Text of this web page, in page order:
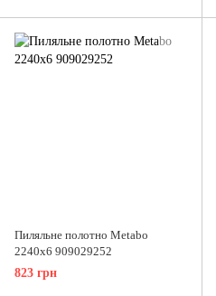
Пиляльне полотно Metabo
2240x6 909029252
823 грн